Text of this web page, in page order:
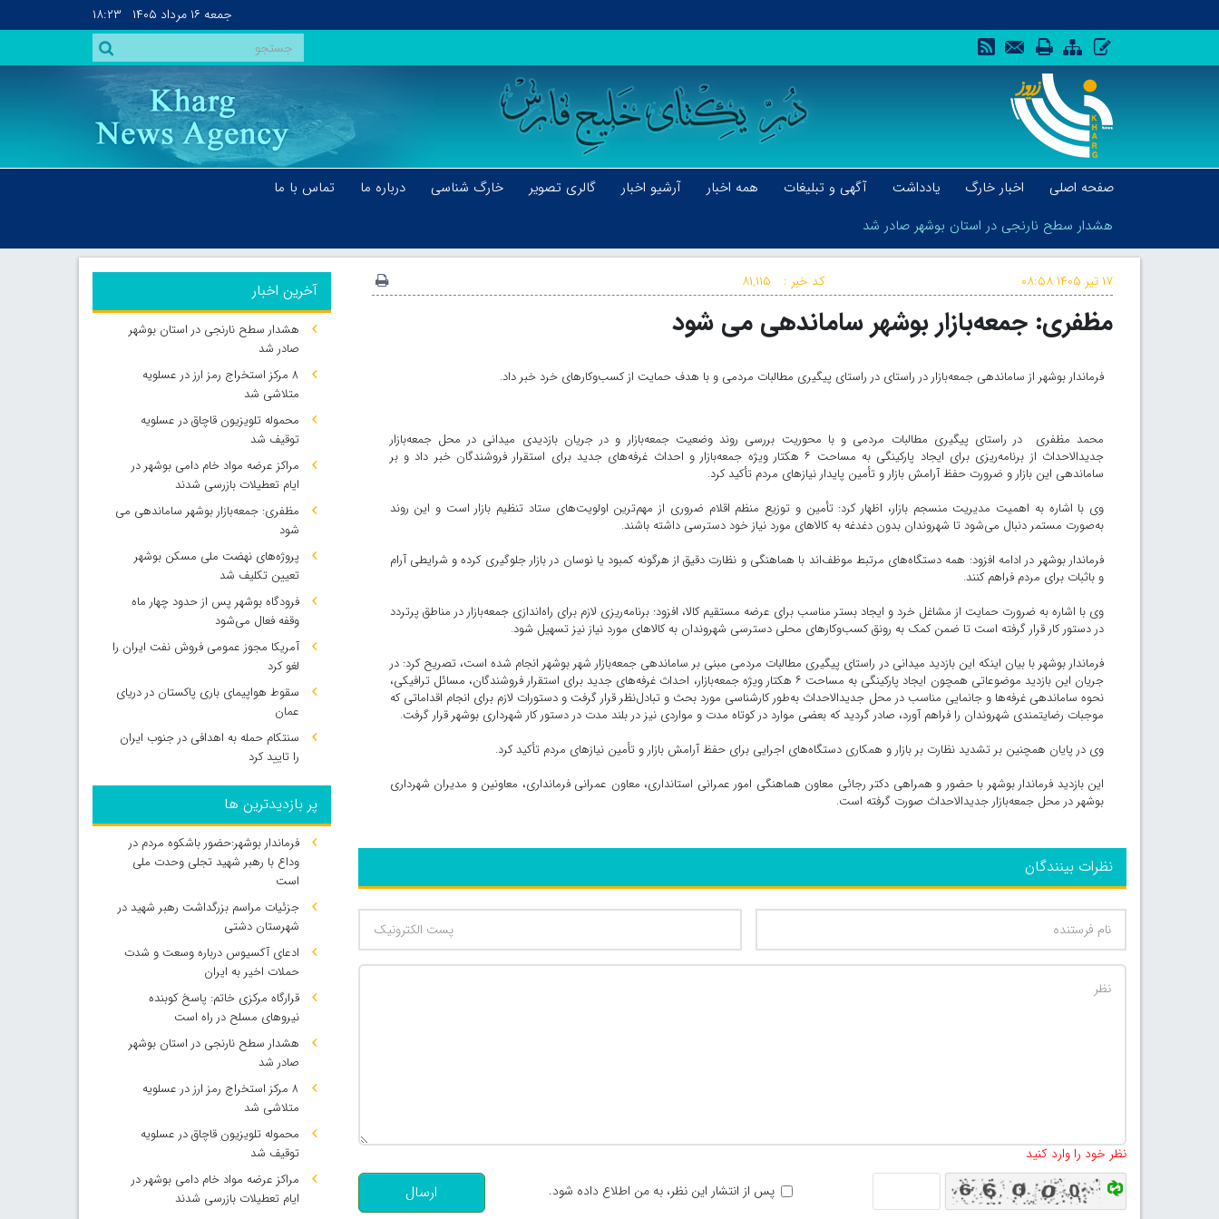
جمعه ۱۶ مرداد ۱۴۰۵ ۱۸:۲۳
صفحه اصلی اخبار خارگ یادداشت آگهی و تبلیغات همه اخبار آرشیو اخبار گالری تصویر خارگ شناسی درباره ما
تماس با ما
هشدار سطح نارنجی در استان بوشهر صادر شد
هشدار سطح نارنجی در استان بوشهر صادر شد
کد خبر : ۸۱,۱۱۵ ۱۷ تیر ۱۴۰۵ ۰۸:۵۸
مظفری: جمعه‌بازار بوشهر ساماندهی می‌ شود
فرماندار بوشهر از ساماندهی جمعه‌بازار در راستای در راستای پیگیری مطالبات مردمی و با هدف حمایت از کسب‌وکارهای خرد خبر داد.
محمد مظفری در راستای پیگیری مطالبات مردمی و با محوریت بررسی روند وضعیت جمعه‌بازار و در جریان بازدیدی میدانی در محل جمعه‌بازار
جدیدالاحداث از برنامه‌ریزی برای ایجاد پارکینگی به مساحت ۶ هکتار ویژه جمعه‌بازار و احداث غرفه‌های جدید برای استقرار فروشندگان خبر داد و بر
ساماندهی این بازار و ضرورت حفظ آرامش بازار و تأمین پایدار نیازهای مردم تأکید کرد.
وی با اشاره به اهمیت مدیریت منسجم بازار، اظهار کرد: تأمین و توزیع منظم اقلام ضروری از مهم‌ترین اولویت‌های ستاد تنظیم بازار است و این روند
به‌صورت مستمر دنبال می‌شود تا شهروندان بدون دغدغه به کالاهای مورد نیاز خود دسترسی داشته باشند.
فرماندار بوشهر در ادامه افزود: همه دستگاه‌های مرتبط موظف‌اند با هماهنگی و نظارت دقیق از هرگونه کمبود یا نوسان در بازار جلوگیری کرده و شرایطی آرام
و باثبات برای مردم فراهم کنند.
وی با اشاره به ضرورت حمایت از مشاغل خرد و ایجاد بستر مناسب برای عرضه مستقیم کالا، افزود: برنامه‌ریزی لازم برای راه‌اندازی جمعه‌بازار در مناطق پرتردد
در دستور کار قرار گرفته است تا ضمن کمک به رونق کسب‌وکارهای محلی دسترسی شهروندان به کالاهای مورد نیاز نیز تسهیل شود.
فرماندار بوشهر با بیان اینکه این بازدید میدانی در راستای پیگیری مطالبات مردمی مبنی بر ساماندهی جمعه‌بازار شهر بوشهر انجام شده است، تصریح کرد: در
جریان این بازدید موضوعاتی همچون ایجاد پارکینگی به مساحت ۶ هکتار ویژه جمعه‌بازار، احداث غرفه‌های جدید برای استقرار فروشندگان، مسائل ترافیکی،
نحوه ساماندهی غرفه‌ها و جانمایی مناسب در محل جدیدالاحداث به‌طور کارشناسی مورد بحث و تبادل‌نظر قرار گرفت و دستورات لازم برای انجام اقداماتی که
موجبات رضایتمندی شهروندان را فراهم آورد، صادر گردید که بعضی موارد در کوتاه مدت و مواردی نیز در بلند مدت در دستور کار شهرداری بوشهر قرار گرفت.
وی در پایان همچنین بر تشدید نظارت بر بازار و همکاری دستگاه‌های اجرایی برای حفظ آرامش بازار و تأمین نیازهای مردم تأکید کرد.
این بازدید فرماندار بوشهر با حضور و همراهی دکتر رجائی معاون هماهنگی امور عمرانی استانداری، معاون عمرانی فرمانداری، معاونین و مدیران شهرداری
بوشهر در محل جمعه‌بازار جدیدالاحداث صورت گرفته است.
نظرات بینندگان
نظر خود را وارد کنید
پس از انتشار این نظر، به من اطلاع داده شود.
ارسال
آخرین اخبار
هشدار سطح نارنجی در استان بوشهر
صادر شد
۸ مرکز استخراج رمز ارز در عسلویه
متلاشی شد
محموله تلویزیون قاچاق در عسلویه
توقیف شد
مراکز عرضه مواد خام دامی بوشهر در
ایام تعطیلات بازرسی شدند
مظفری: جمعه‌بازار بوشهر ساماندهی می‌
شود
پروژه‌های نهضت ملی مسکن بوشهر
تعیین تکلیف شد
فرودگاه بوشهر پس از حدود چهار ماه
وقفه فعال می‌شود
آمریکا مجوز عمومی فروش نفت ایران را
لغو کرد
سقوط هواپیمای باری پاکستان در دریای
عمان
سنتکام حمله به اهدافی در جنوب ایران
را تایید کرد
پر بازدیدترین ها
فرماندار بوشهر:حضور باشکوه مردم در
وداع با رهبر شهید تجلی وحدت ملی
است
جزئیات مراسم بزرگداشت رهبر شهید در
شهرستان دشتی
ادعای آکسیوس درباره وسعت و شدت
حملات اخیر به ایران
قرارگاه مرکزی خاتم: پاسخ کوبنده
نیروهای مسلح در راه است
هشدار سطح نارنجی در استان بوشهر
صادر شد
۸ مرکز استخراج رمز ارز در عسلویه
متلاشی شد
محموله تلویزیون قاچاق در عسلویه
توقیف شد
مراکز عرضه مواد خام دامی بوشهر در
ایام تعطیلات بازرسی شدند